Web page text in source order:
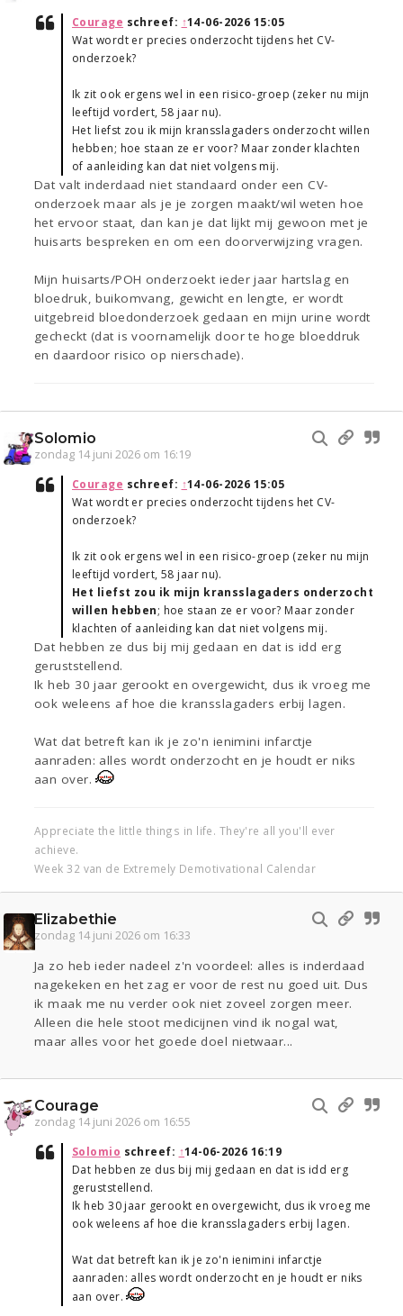
Courage schreef: ↑14-06-2026 15:05
Wat wordt er precies onderzocht tijdens het CV-
onderzoek?
Ik zit ook ergens wel in een risico-groep (zeker nu mijn
leeftijd vordert, 58 jaar nu).
Het liefst zou ik mijn kransslagaders onderzocht willen
hebben; hoe staan ze er voor? Maar zonder klachten
of aanleiding kan dat niet volgens mij.
Dat valt inderdaad niet standaard onder een CV-
onderzoek maar als je je zorgen maakt/wil weten hoe
het ervoor staat, dan kan je dat lijkt mij gewoon met je
huisarts bespreken en om een doorverwijzing vragen.
Mijn huisarts/POH onderzoekt ieder jaar hartslag en
bloedruk, buikomvang, gewicht en lengte, er wordt
uitgebreid bloedonderzoek gedaan en mijn urine wordt
gecheckt (dat is voornamelijk door te hoge bloeddruk
en daardoor risico op nierschade).
Solomio
zondag 14 juni 2026 om 16:19
Courage schreef: ↑14-06-2026 15:05
Wat wordt er precies onderzocht tijdens het CV-
onderzoek?
Ik zit ook ergens wel in een risico-groep (zeker nu mijn
leeftijd vordert, 58 jaar nu).
Het liefst zou ik mijn kransslagaders onderzocht
willen hebben; hoe staan ze er voor? Maar zonder
klachten of aanleiding kan dat niet volgens mij.
Dat hebben ze dus bij mij gedaan en dat is idd erg
geruststellend.
Ik heb 30 jaar gerookt en overgewicht, dus ik vroeg me
ook weleens af hoe die kransslagaders erbij lagen.
Wat dat betreft kan ik je zo'n ienimini infarctje
aanraden: alles wordt onderzocht en je houdt er niks
aan over.
Appreciate the little things in life. They're all you'll ever
achieve.
Week 32 van de Extremely Demotivational Calendar
Elizabethie
zondag 14 juni 2026 om 16:33
Ja zo heb ieder nadeel z'n voordeel: alles is inderdaad
nagekeken en het zag er voor de rest nu goed uit. Dus
ik maak me nu verder ook niet zoveel zorgen meer.
Alleen die hele stoot medicijnen vind ik nogal wat,
maar alles voor het goede doel nietwaar...
Courage
zondag 14 juni 2026 om 16:55
Solomio schreef: ↑14-06-2026 16:19
Dat hebben ze dus bij mij gedaan en dat is idd erg
geruststellend.
Ik heb 30 jaar gerookt en overgewicht, dus ik vroeg me
ook weleens af hoe die kransslagaders erbij lagen.
Wat dat betreft kan ik je zo'n ienimini infarctje
aanraden: alles wordt onderzocht en je houdt er niks
aan over.